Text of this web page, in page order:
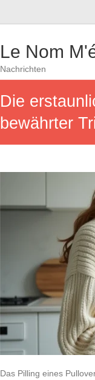
Le Nom
Nachrichten
Die
bewährter
Das Pilling eines